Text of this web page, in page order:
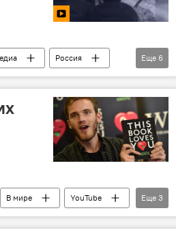
Россия
Еще 6
В мире
YouTube
Еще 3